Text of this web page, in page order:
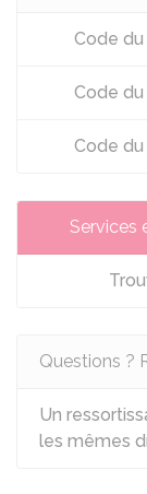
Code du
Code du
Code du
Services
Questions ?
Un
les mêmes